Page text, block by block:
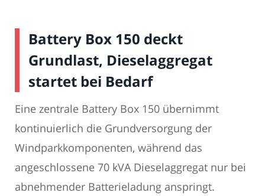
Battery Box 150 deckt
Grundlast, Dieselaggregat
startet bei Bedarf
Eine zentrale Battery Box 150 übernimmt
kontinuierlich die Grundversorgung der
Windparkkomponenten, während das
angeschlossene 70 kVA Dieselaggregat nur bei
abnehmender Batterieladung anspringt.